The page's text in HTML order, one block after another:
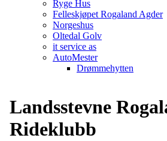
Ryge Hus
Felleskjøpet Rogaland Agder
Norgeshus
Oltedal Golv
it service as
AutoMester
Drømmehytten
Landsstevne
Rideklubb